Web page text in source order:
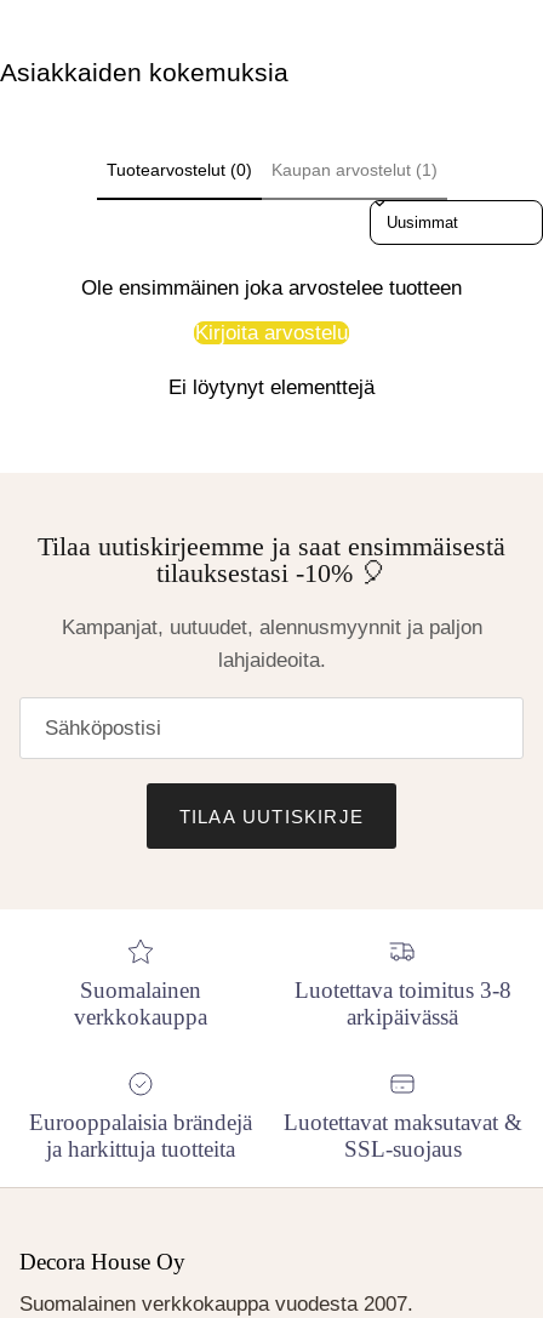
Asiakkaiden kokemuksia
Tuotearvostelut (0) Kaupan arvostelut (1)
Sort reviews by
Ole ensimmäinen joka arvostelee tuotteen
Kirjoita arvostelu
Ei löytynyt elementtejä
Tilaa uutiskirjeemme ja saat ensimmäisestä
tilauksestasi -10% 🎈
Kampanjat, uutuudet, alennusmyynnit ja paljon
lahjaideoita.
TILAA UUTISKIRJE
Suomalainen
verkkokauppa
Luotettava toimitus 3-8
arkipäivässä
Eurooppalaisia brändejä
ja harkittuja tuotteita
Luotettavat maksutavat &
SSL-suojaus
Decora House Oy
Suomalainen verkkokauppa vuodesta 2007.